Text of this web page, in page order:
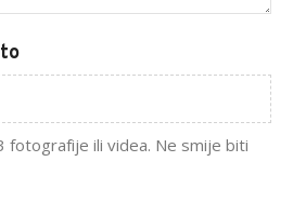
fotografije ili videa. Ne smije biti